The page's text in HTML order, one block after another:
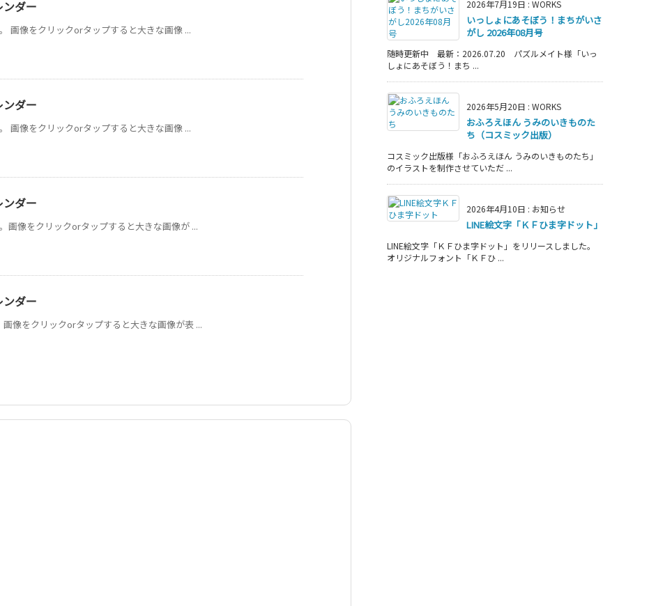
ダー
画像をクリックorタップすると大きな画像 ...
ダー
画像をクリックorタップすると大きな画像 ...
ダー
画像をクリックorタップすると大きな画像が ...
ダー
像をクリックorタップすると大きな画像が表 ...
2026年7月19日 : WORKS
いっしょにあそぼう！まちがいさ
がし 2026年08月号
随時更新中 最新：2026.07.20 パズルメイト様「いっ
しょにあそぼう！まち ...
2026年5月20日 : WORKS
おふろえほん うみのいきものた
ち（コスミック出版）
コスミック出版様「おふろえほん うみのいきものたち」
のイラストを制作させていただ ...
2026年4月10日 : お知らせ
LINE絵文字「ＫＦひま字ドット」
LINE絵文字「ＫＦひま字ドット」をリリースしました。
オリジナルフォント「ＫＦひ ...